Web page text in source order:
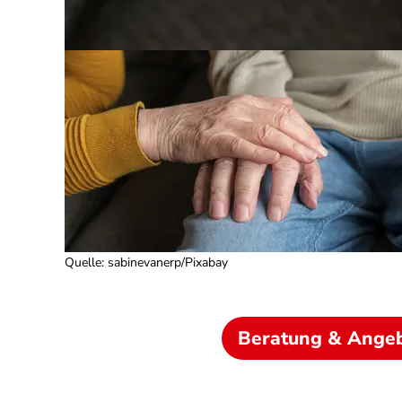
Quelle: sabinevanerp/Pixabay
Beratung &